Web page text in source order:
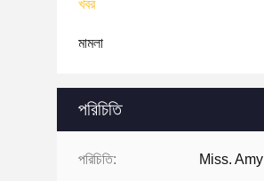
খবর
মামলা
পরিচিতি
পরিচিতি: Miss. Amy